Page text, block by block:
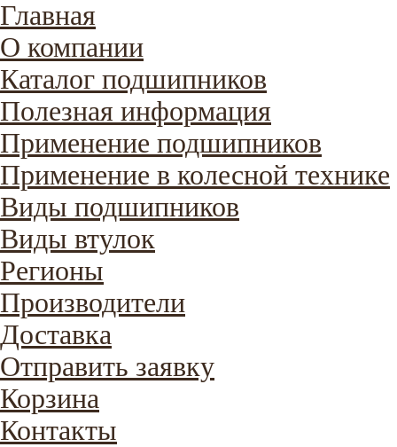
Главная
О компании
Каталог подшипников
Полезная информация
Применение подшипников
Применение в колесной технике
Виды подшипников
Виды втулок
Регионы
Производители
Доставка
Отправить заявку
Корзина
Контакты